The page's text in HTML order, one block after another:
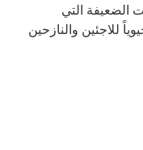
الضعيفة التي
للاجئين والنازحين